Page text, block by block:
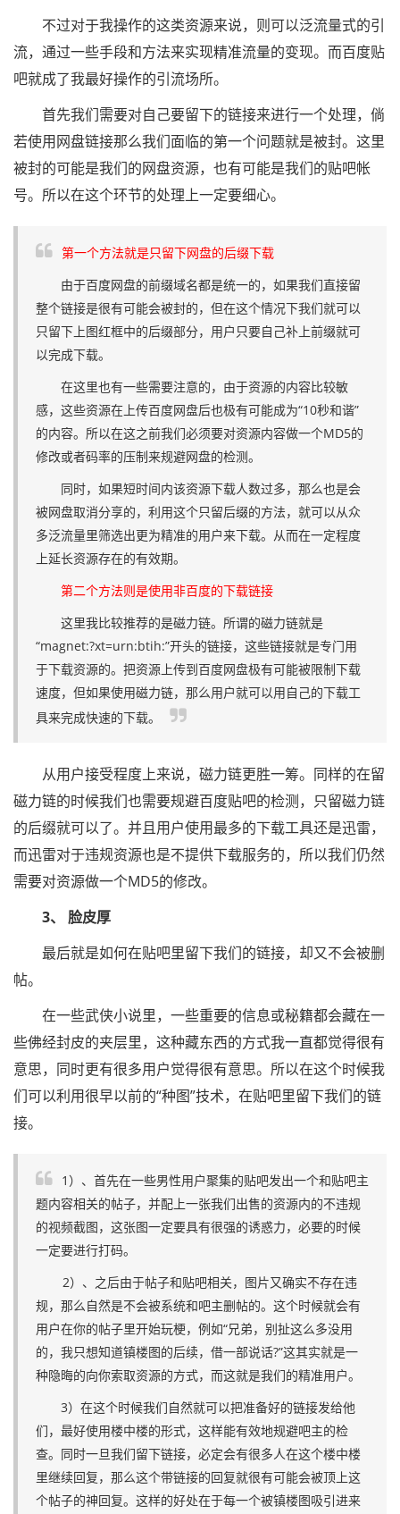
不过对于我操作的这类资源来说，则可以泛流量式的引
流，通过一些手段和方法来实现精准流量的变现。而百度贴
吧就成了我最好操作的引流场所。
首先我们需要对自己要留下的链接来进行一个处理，倘
若使用网盘链接那么我们面临的第一个问题就是被封。这里
被封的可能是我们的网盘资源，也有可能是我们的贴吧帐
号。所以在这个环节的处理上一定要细心。
第一个方法就是只留下网盘的后缀下载
由于百度网盘的前缀域名都是统一的，如果我们直接留
整个链接是很有可能会被封的，但在这个情况下我们就可以
只留下上图红框中的后缀部分，用户只要自己补上前缀就可
以完成下载。
在这里也有一些需要注意的，由于资源的内容比较敏
感，这些资源在上传百度网盘后也极有可能成为“10秒和谐”
的内容。所以在这之前我们必须要对资源内容做一个MD5的
修改或者码率的压制来规避网盘的检测。
同时，如果短时间内该资源下载人数过多，那么也是会
被网盘取消分享的，利用这个只留后缀的方法，就可以从众
多泛流量里筛选出更为精准的用户来下载。从而在一定程度
上延长资源存在的有效期。
第二个方法则是使用非百度的下载链接
这里我比较推荐的是磁力链。所谓的磁力链就是
“magnet:?xt=urn:btih:”开头的链接，这些链接就是专门用
于下载资源的。把资源上传到百度网盘极有可能被限制下载
速度，但如果使用磁力链，那么用户就可以用自己的下载工
具来完成快速的下载。
从用户接受程度上来说，磁力链更胜一筹。同样的在留
磁力链的时候我们也需要规避百度贴吧的检测，只留磁力链
的后缀就可以了。并且用户使用最多的下载工具还是迅雷，
而迅雷对于违规资源也是不提供下载服务的，所以我们仍然
需要对资源做一个MD5的修改。
3、 脸皮厚
最后就是如何在贴吧里留下我们的链接，却又不会被删
帖。
在一些武侠小说里，一些重要的信息或秘籍都会藏在一
些佛经封皮的夹层里，这种藏东西的方式我一直都觉得很有
意思，同时更有很多用户觉得很有意思。所以在这个时候我
们可以利用很早以前的“种图”技术，在贴吧里留下我们的链
接。
1）、首先在一些男性用户聚集的贴吧发出一个和贴吧主
题内容相关的帖子，并配上一张我们出售的资源内的不违规
的视频截图，这张图一定要具有很强的诱惑力，必要的时候
一定要进行打码。
2）、之后由于帖子和贴吧相关，图片又确实不存在违
规，那么自然是不会被系统和吧主删帖的。这个时候就会有
用户在你的帖子里开始玩梗，例如“兄弟，别扯这么多没用
的，我只想知道镇楼图的后续，借一部说话?”这其实就是一
种隐晦的向你索取资源的方式，而这就是我们的精准用户。
3）在这个时候我们自然就可以把准备好的链接发给他
们，最好使用楼中楼的形式，这样能有效地规避吧主的检
查。同时一旦我们留下链接，必定会有很多人在这个楼中楼
里继续回复，那么这个带链接的回复就很有可能会被顶上这
个帖子的神回复。这样的好处在于每一个被镇楼图吸引进来